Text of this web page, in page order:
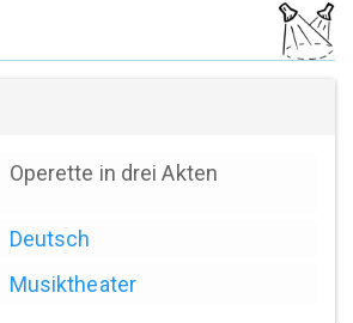
Operette in drei Akten
Deutsch
Musiktheater